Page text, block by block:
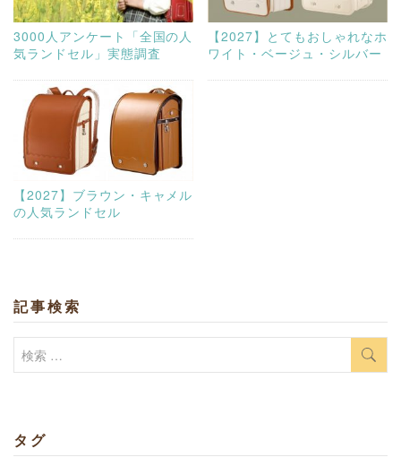
3000人アンケート「全国の人
気ランドセル」実態調査
【2027】とてもおしゃれなホ
ワイト・ベージュ・シルバー
【2027】ブラウン・キャメル
の人気ランドセル
記事検索
検
タグ